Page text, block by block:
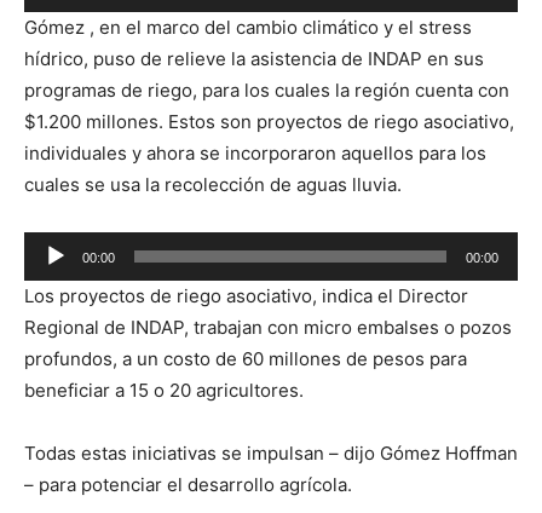
Reproductor
de
audio
Gómez , en el marco del cambio climático y el stress
hídrico, puso de relieve la asistencia de INDAP en sus
programas de riego, para los cuales la región cuenta con
$1.200 millones. Estos son proyectos de riego asociativo,
individuales y ahora se incorporaron aquellos para los
cuales se usa la recolección de aguas lluvia.
Reproductor
de
audio
00:00 00:00
Los proyectos de riego asociativo, indica el Director
Regional de INDAP, trabajan con micro embalses o pozos
profundos, a un costo de 60 millones de pesos para
beneficiar a 15 o 20 agricultores.
Todas estas iniciativas se impulsan – dijo Gómez Hoffman
– para potenciar el desarrollo agrícola.